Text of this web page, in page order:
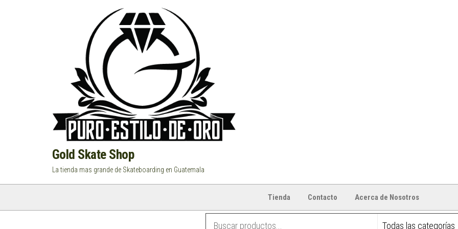
Gold Skate Shop
La tienda mas grande de Skateboarding en Guatemala
Tienda Contacto Acerca de Nosotros